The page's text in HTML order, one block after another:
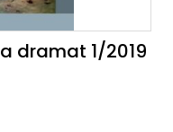
dramat 1/2019